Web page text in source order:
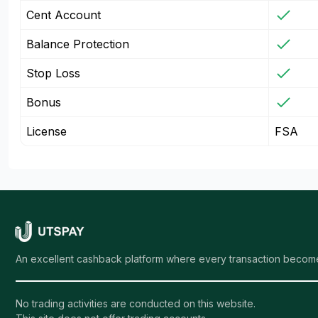
Cent Account
Balance Protection
Stop Loss
Bonus
License FSA
An excellent cashback platform where every transaction
No trading activities are conducted on this website.